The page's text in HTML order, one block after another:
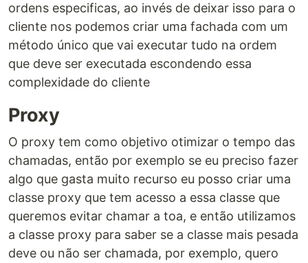
ordens especificas, ao invés de deixar isso para o
cliente nos podemos criar uma fachada com um
método único que vai executar tudo na ordem
que deve ser executada escondendo essa
complexidade do cliente
Proxy
O proxy tem como objetivo otimizar o tempo das
chamadas, então por exemplo se eu preciso fazer
algo que gasta muito recurso eu posso criar uma
classe proxy que tem acesso a essa classe que
queremos evitar chamar a toa, e então utilizamos
a classe proxy para saber se a classe mais pesada
deve ou não ser chamada, por exemplo, quero